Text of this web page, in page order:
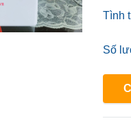
Tình
Số